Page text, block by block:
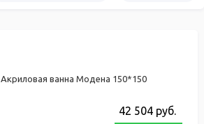
Акриловая ванна Модена 150*150
42 504 руб.